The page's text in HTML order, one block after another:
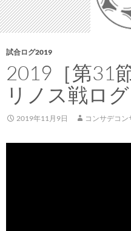
ッ
プ
試合ログ2019
2019［第31
リノス戦ログ
2019年11月9日 コンサデコン